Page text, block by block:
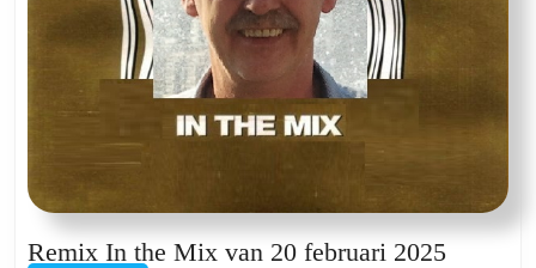
Remix In the Mix van 20 februari 2025Remix